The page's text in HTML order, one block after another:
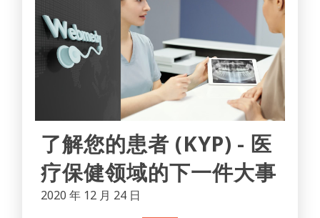
了解您的患者 (KYP) - 医
疗保健领域的下一件大事
2020 年 12 月 24 日